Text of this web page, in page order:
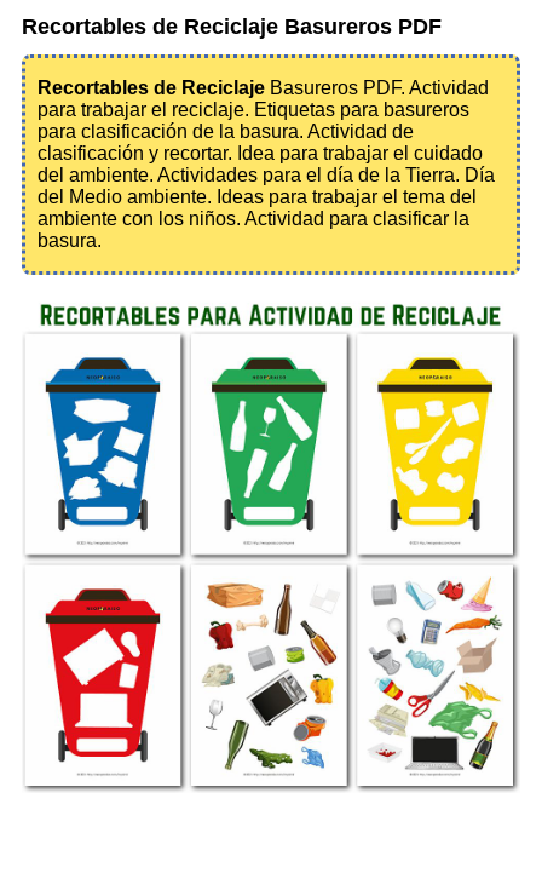
Recortables de Reciclaje Basureros PDF
Recortables de Reciclaje Basureros PDF. Actividad
para trabajar el reciclaje. Etiquetas para basureros
para clasificación de la basura. Actividad de
clasificación y recortar. Idea para trabajar el cuidado
del ambiente. Actividades para el día de la Tierra. Día
del Medio ambiente. Ideas para trabajar el tema del
ambiente con los niños. Actividad para clasificar la
basura.